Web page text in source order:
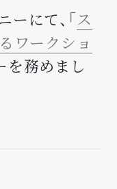
にて、「ス
ワークショ
を務めまし